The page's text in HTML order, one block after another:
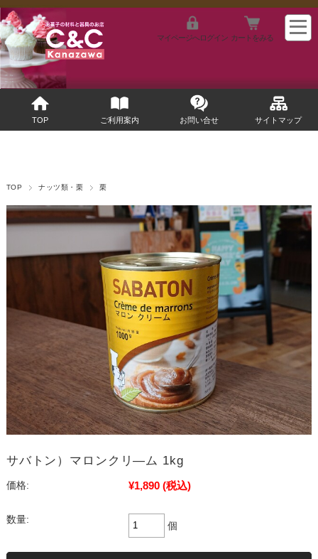
マイページへログイン カートをみる
TOP ご利用案内 お問い合せ サイトマップ
TOP ナッツ類・栗 栗
サバトン）マロンクリ―ム 1kg
価格: ¥1,890 (税込)
数量:
個